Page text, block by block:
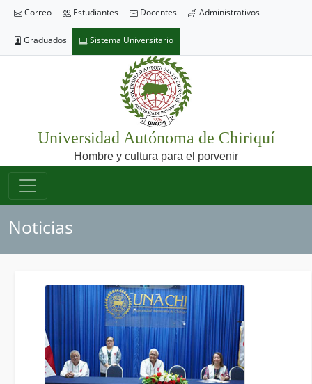
Correo Estudiantes Docentes Administrativos
Graduados Sistema Universitario
Universidad Autónoma de Chiriquí
Hombre y cultura para el porvenir
Noticias